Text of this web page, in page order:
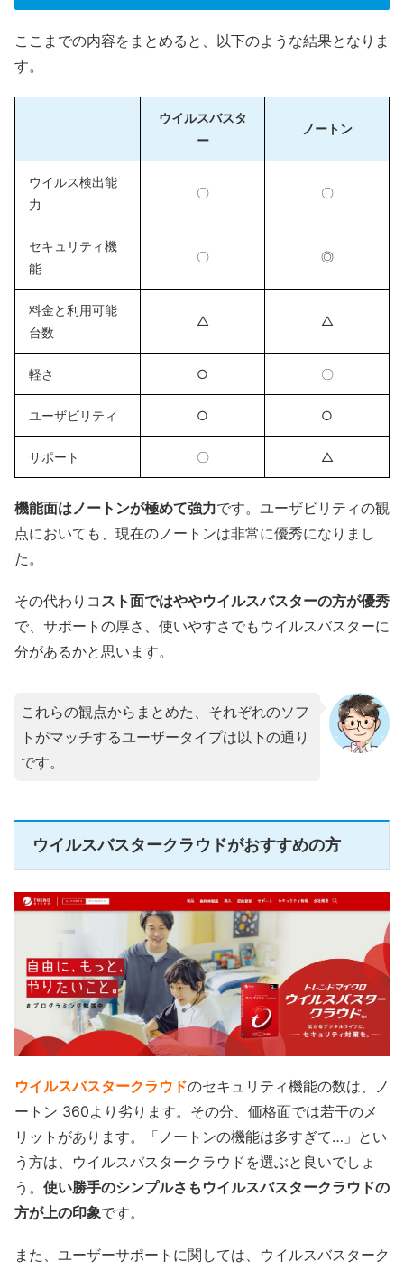
ここまでの内容をまとめると、以下のような結果となりま
す。
ウイルスバスタ
ー
ノートン
ウイルス検出能
力
〇 〇
セキュリティ機
能
〇 ◎
料金と利用可能
台数
△ △
軽さ ○ 〇
ユーザビリティ ○ ○
サポート 〇 △
機能面はノートンが極めて強力です。ユーザビリティの観
点においても、現在のノートンは非常に優秀になりまし
た。
その代わりコ スト面ではややウイルスバスターの方が優秀
で、サポートの厚さ、使いやすさでもウイルスバスターに
分があるかと思います。
これらの観点からまとめた、それぞれのソフ
トがマッチするユーザータイプは以下の通り
です。
ウイルスバスタークラウドがおすすめの方
ウイルスバスタークラウドのセキュリティ機能の数は、ノ
ートン 360より劣ります。その分、価格面では若干のメ
リットがあります。「ノートンの機能は多すぎて…」とい
う方は、ウイルスバスタークラウドを選ぶと良いでしょ
う。 使い勝手のシンプルさもウイルスバスタークラウドの
方が上の印象です。
また、ユーザーサポートに関しては、ウイルスバスターク